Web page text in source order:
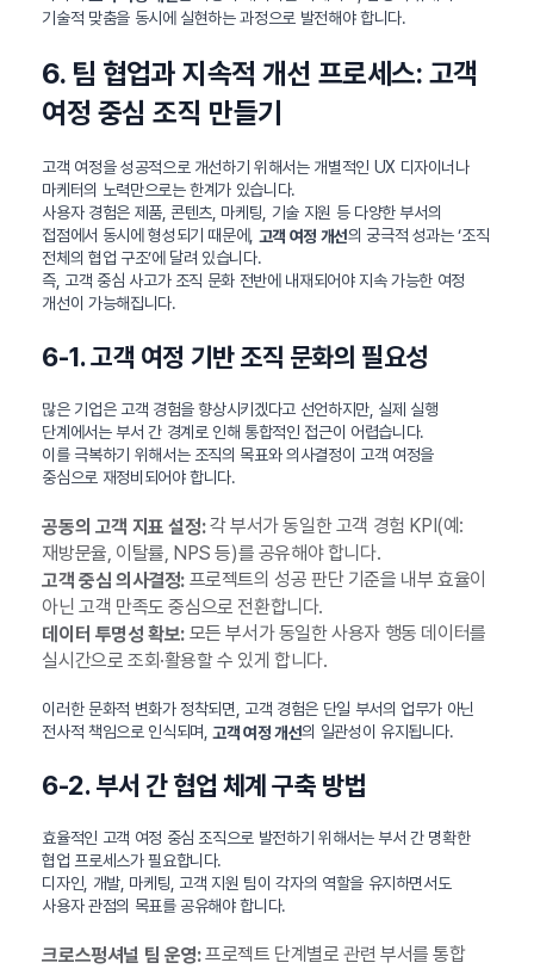
기술적 맞춤을 동시에 실현하는 과정으로 발전해야 합니다.
6. 팀 협업과 지속적 개선 프로세스: 고객
여정 중심 조직 만들기
고객 여정을 성공적으로 개선하기 위해서는 개별적인 UX 디자이너나
마케터의 노력만으로는 한계가 있습니다.
사용자 경험은 제품, 콘텐츠, 마케팅, 기술 지원 등 다양한 부서의
접점에서 동시에 형성되기 때문에, 고객 여정 개선의 궁극적 성과는 ‘조직
전체의 협업 구조’에 달려 있습니다.
즉, 고객 중심 사고가 조직 문화 전반에 내재되어야 지속 가능한 여정
개선이 가능해집니다.
6-1. 고객 여정 기반 조직 문화의 필요성
많은 기업은 고객 경험을 향상시키겠다고 선언하지만, 실제 실행
단계에서는 부서 간 경계로 인해 통합적인 접근이 어렵습니다.
이를 극복하기 위해서는 조직의 목표와 의사결정이 고객 여정을
중심으로 재정비되어야 합니다.
공동의 고객 지표 설정:각 부서가 동일한 고객 경험 KPI(예:
재방문율, 이탈률, NPS 등)를 공유해야 합니다.
고객 중심 의사결정:프로젝트의 성공 판단 기준을 내부 효율이
아닌 고객 만족도 중심으로 전환합니다.
데이터 투명성 확보:모든 부서가 동일한 사용자 행동 데이터를
실시간으로 조회·활용할 수 있게 합니다.
이러한 문화적 변화가 정착되면, 고객 경험은 단일 부서의 업무가 아닌
전사적 책임으로 인식되며, 고객 여정 개선의 일관성이 유지됩니다.
6-2. 부서 간 협업 체계 구축 방법
효율적인 고객 여정 중심 조직으로 발전하기 위해서는 부서 간 명확한
협업 프로세스가 필요합니다.
디자인, 개발, 마케팅, 고객 지원 팀이 각자의 역할을 유지하면서도
사용자 관점의 목표를 공유해야 합니다.
크로스펑셔널 팀 운영:프로젝트 단계별로 관련 부서를 통합